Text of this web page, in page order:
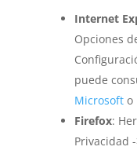
Internet
Opciones
puede
Microsofto
Firefox:
Privacidad